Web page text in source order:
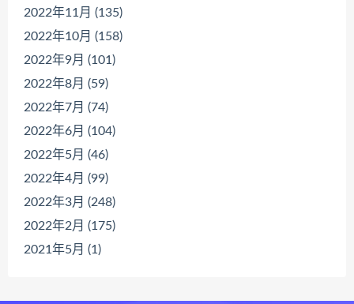
2022年11月 (135)
2022年10月 (158)
2022年9月 (101)
2022年8月 (59)
2022年7月 (74)
2022年6月 (104)
2022年5月 (46)
2022年4月 (99)
2022年3月 (248)
2022年2月 (175)
2021年5月 (1)